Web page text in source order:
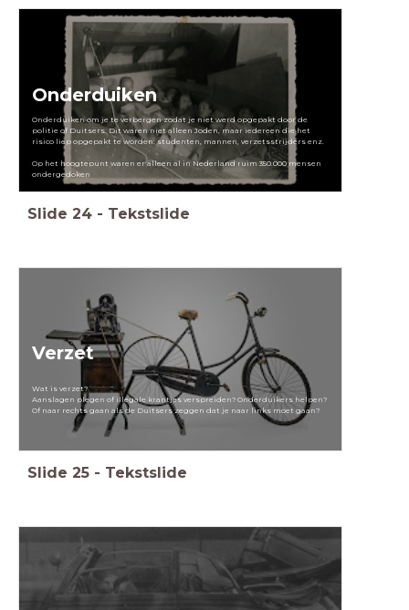
Onderduiken
Onderduiken om je te verbergen zodat je niet werd opgepakt door de
politie of Duitsers. Dit waren niet alleen Joden, maar iedereen die het
risico liep opgepakt te worden: studenten, mannen, verzetsstrijders enz.
Op het hoogtepunt waren er alleen al in Nederland ruim 350.000 mensen
ondergedoken
Slide 24 - Tekstslide
Verzet
Wat is verzet?
Aanslagen plegen of illegale krantjes verspreiden? Onderduikers helpen?
Of naar rechts gaan als de Duitsers zeggen dat je naar links moet gaan?
Slide 25 - Tekstslide